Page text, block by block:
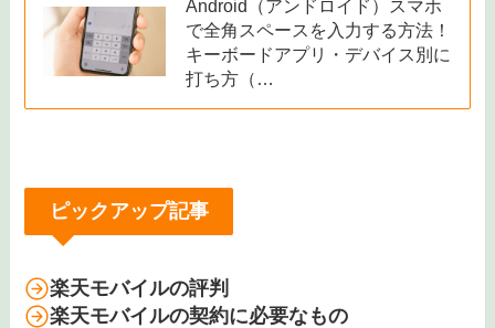
Android（アンドロイド）スマホ
で全角スペースを入力する方法！
キーボードアプリ・デバイス別に
打ち方（…
ピックアップ記事
楽天モバイルの評判
楽天モバイルの契約に必要なもの